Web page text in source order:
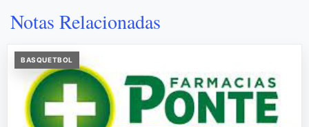
Notas Relacionadas
BASQUETBOL